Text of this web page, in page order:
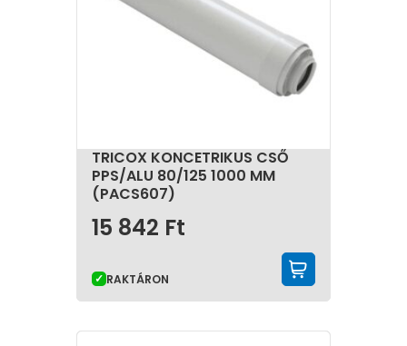
TRICOX KONCETRIKUS CSŐ
PPS/ALU 80/125 1000 MM
(PACS607)
15 842 Ft
RAKTÁRON